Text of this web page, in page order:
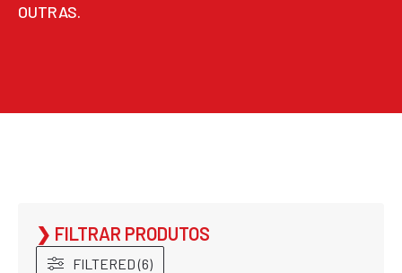
OUTRAS.
❯ FILTRAR PRODUTOS
FILTERED (6)